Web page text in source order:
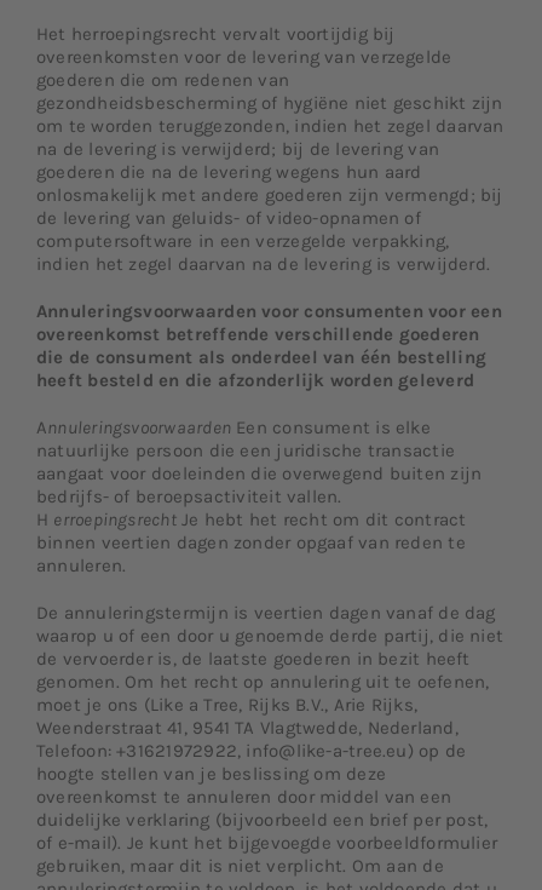
Het herroepingsrecht vervalt voortijdig bij
overeenkomsten voor de levering van verzegelde
goederen die om redenen van
gezondheidsbescherming of hygiëne niet geschikt zijn
om te worden teruggezonden, indien het zegel daarvan
na de levering is verwijderd; bij de levering van
goederen die na de levering wegens hun aard
onlosmakelijk met andere goederen zijn vermengd; bij
de levering van geluids- of video-opnamen of
computersoftware in een verzegelde verpakking,
indien het zegel daarvan na de levering is verwijderd.
Annuleringsvoorwaarden voor consumenten voor een
overeenkomst betreffende verschillende goederen
die de consument als onderdeel van één bestelling
heeft besteld en die afzonderlijk worden geleverd
Annuleringsvoorwaarden Een consument is elke
natuurlijke persoon die een juridische transactie
aangaat voor doeleinden die overwegend buiten zijn
bedrijfs- of beroepsactiviteit vallen.
H erroepingsrechtJe hebt het recht om dit contract
binnen veertien dagen zonder opgaaf van reden te
annuleren.
De annuleringstermijn is veertien dagen vanaf de dag
waarop u of een door u genoemde derde partij, die niet
de vervoerder is, de laatste goederen in bezit heeft
genomen. Om het recht op annulering uit te oefenen,
moet je ons (Like a Tree, Rijks B.V., Arie Rijks,
Weenderstraat 41, 9541 TA Vlagtwedde, Nederland,
Telefoon: +31621972922, info@like-a-tree.eu) op de
hoogte stellen van je beslissing om deze
overeenkomst te annuleren door middel van een
duidelijke verklaring (bijvoorbeeld een brief per post,
of e-mail). Je kunt het bijgevoegde voorbeeldformulier
gebruiken, maar dit is niet verplicht. Om aan de